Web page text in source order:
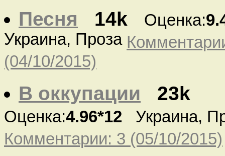
Песня
14k Оценка:
Украина, Проза
(04/10/2015)
В оккупации
23k
Оценка:4.96*12 Украина,
Комментарии: 3 (05/10/2015)